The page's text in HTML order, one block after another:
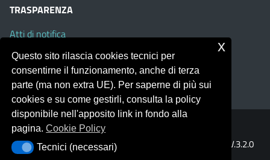
TRASPARENZA
Atti di notifica
Albo on line
Amministrazione Trasparente
Obiettivi di Accessibilità
Portale realizzato con la piattaforma
Template Italia configurato sul tema accessibile
V.3.2.0
(Mizar)
Questo sito rilascia cookies tecnici per
consentirne il funzionamento, anche di terza
parte (ma non extra UE). Per saperne di più sui
cookies e su come gestirli, consulta la policy
disponibile nell'apposito link in fondo alla
pagina.Cookie Policy
Tecnici (necessari)
Tecnici (necessari)
x